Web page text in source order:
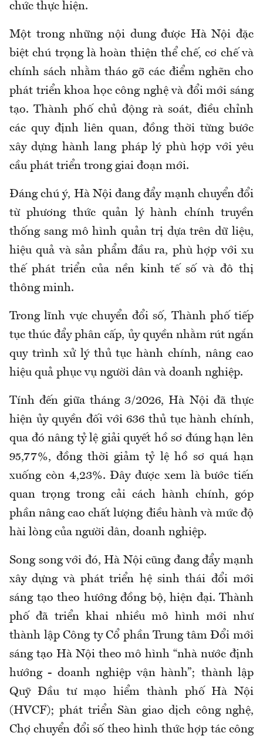
chức thực hiện.
Một trong những nội dung được Hà Nội đặc
biệt chú trọng là hoàn thiện thể chế, cơ chế và
chính sách nhằm tháo gỡ các điểm nghẽn cho
phát triển khoa học công nghệ và đổi mới sáng
tạo. Thành phố chủ động rà soát, điều chỉnh
các quy định liên quan, đồng thời từng bước
xây dựng hành lang pháp lý phù hợp với yêu
cầu phát triển trong giai đoạn mới.
Đáng chú ý, Hà Nội đang đẩy mạnh chuyển đổi
từ phương thức quản lý hành chính truyền
thống sang mô hình quản trị dựa trên dữ liệu,
hiệu quả và sản phẩm đầu ra, phù hợp với xu
thế phát triển của nền kinh tế số và đô thị
thông minh.
Trong lĩnh vực chuyển đổi số, Thành phố tiếp
tục thúc đẩy phân cấp, ủy quyền nhằm rút ngắn
quy trình xử lý thủ tục hành chính, nâng cao
hiệu quả phục vụ người dân và doanh nghiệp.
Tính đến giữa tháng 3/2026, Hà Nội đã thực
hiện ủy quyền đối với 636 thủ tục hành chính,
qua đó nâng tỷ lệ giải quyết hồ sơ đúng hạn lên
95,77%, đồng thời giảm tỷ lệ hồ sơ quá hạn
xuống còn 4,23%. Đây được xem là bước tiến
quan trọng trong cải cách hành chính, góp
phần nâng cao chất lượng điều hành và mức độ
hài lòng của người dân, doanh nghiệp.
Song song với đó, Hà Nội cũng đang đẩy mạnh
xây dựng và phát triển hệ sinh thái đổi mới
sáng tạo theo hướng đồng bộ, hiện đại. Thành
phố đã triển khai nhiều mô hình mới như
thành lập Công ty Cổ phần Trung tâm Đổi mới
sáng tạo Hà Nội theo mô hình “nhà nước định
hướng - doanh nghiệp vận hành”; thành lập
Quỹ Đầu tư mạo hiểm thành phố Hà Nội
(HVCF); phát triển Sàn giao dịch công nghệ,
Chợ chuyển đổi số theo hình thức hợp tác công